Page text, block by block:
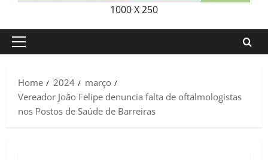
1000 X 250
Primary
Home
2024
março
Vereador João Felipe denuncia falta de oftalmologistas
nos Postos de Saúde de Barreiras